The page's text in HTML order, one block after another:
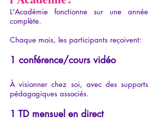
L'Académie fonctionne sur une année
complète.
Chaque mois, les participants reçoivent:
1 conférence/cours vidéo
À visionner chez soi, avec des supports
pédagogiques associés.
1 TD mensuel en direct